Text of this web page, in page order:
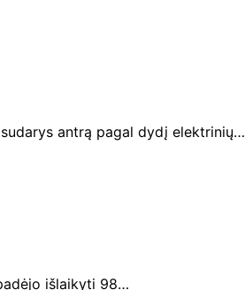
antrą pagal dydį elektrinių…
išlaikyti 98…